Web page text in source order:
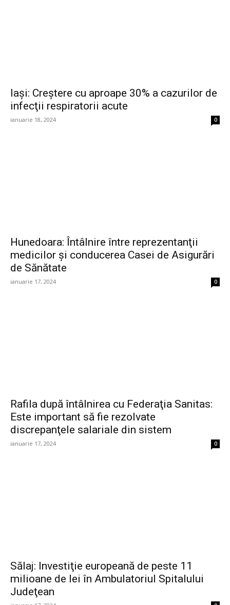
Iaşi: Creştere cu aproape 30% a cazurilor de
infecţii respiratorii acute
ianuarie 18, 2024 0
Hunedoara: Întâlnire între reprezentanţii
medicilor şi conducerea Casei de Asigurări
de Sănătate
ianuarie 17, 2024 0
Rafila după întâlnirea cu Federaţia Sanitas:
Este important să fie rezolvate
discrepanţele salariale din sistem
ianuarie 17, 2024 0
Sălaj: Investiţie europeană de peste 11
milioane de lei în Ambulatoriul Spitalului
Judeţean